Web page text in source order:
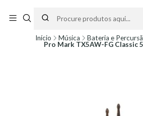
partir do dia 11 de Agosto, às 10H.
Início Música Bateria e
Pro Mark TX5AW-FG Classic